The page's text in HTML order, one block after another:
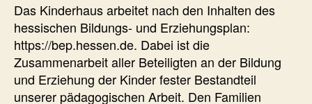
Das Kinderhaus arbeitet nach den Inhalten des
hessischen Bildungs- und Erziehungsplan:
https://bep.hessen.de. Dabei ist die
Zusammenarbeit aller Beteiligten an der Bildung
und Erziehung der Kinder fester Bestandteil
unserer pädagogischen Arbeit. Den Familien